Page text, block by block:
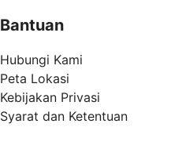
Bantuan
Hubungi Kami
Peta Lokasi
Kebijakan Privasi
Syarat dan Ketentuan